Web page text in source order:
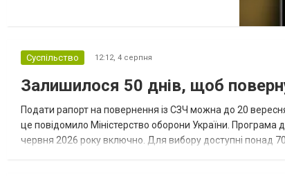
доступними підставами. Серед них — окремі
студенти, боржники з аліме...
Суспільство 12:12, 4 серпня
Залишилося 50 днів, щоб
Подати рапорт на повернення із СЗЧ можна до 20
це повідомило Міністерство оборони України.
червня 2026 року включно. Для вибору доступні понад 70